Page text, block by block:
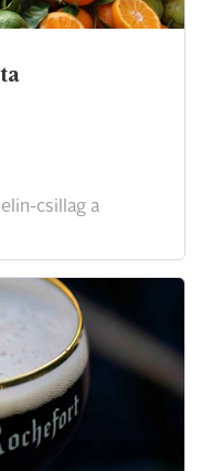
csillag a